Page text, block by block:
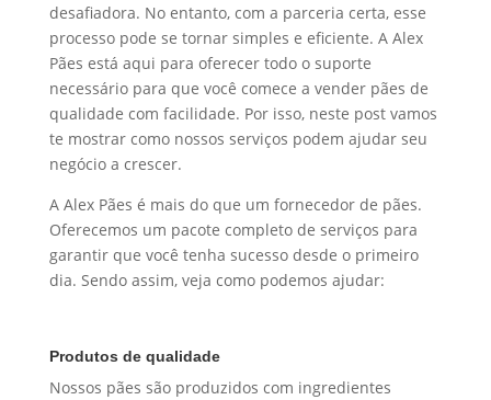
desafiadora. No entanto, com a parceria certa, esse
processo pode se tornar simples e eficiente. A Alex
Pães está aqui para oferecer todo o suporte
necessário para que você comece a vender pães de
qualidade com facilidade. Por isso, neste post vamos
te mostrar como nossos serviços podem ajudar seu
negócio a crescer.
A Alex Pães é mais do que um fornecedor de pães.
Oferecemos um pacote completo de serviços para
garantir que você tenha sucesso desde o primeiro
dia. Sendo assim, veja como podemos ajudar:
Produtos de qualidade
Nossos pães são produzidos com ingredientes